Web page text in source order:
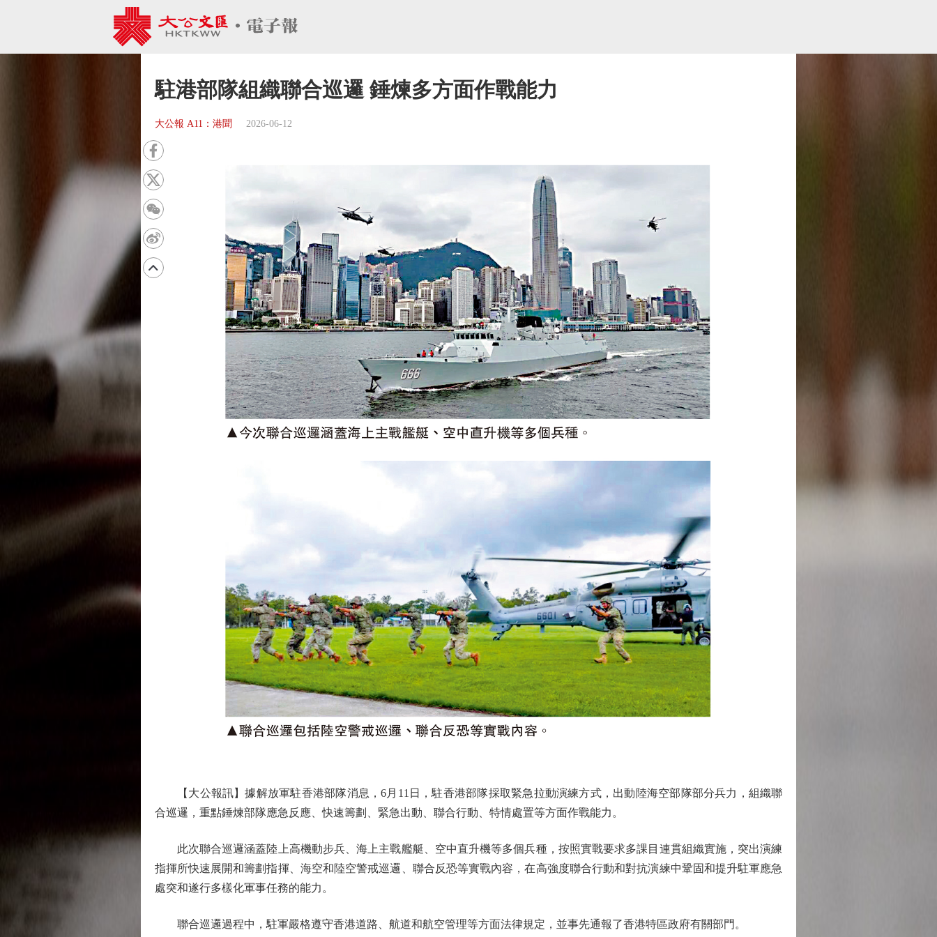
駐港部隊組織聯合巡邏 錘煉多方面作戰能力
大公報 A11：港聞 2026-06-12
【大公報訊】據解放軍駐香港部隊消息，6月11日，駐香港部隊採取緊急拉動演練方式，出動陸海空部隊部分兵力，組織聯
合巡邏，重點錘煉部隊應急反應、快速籌劃、緊急出動、聯合行動、特情處置等方面作戰能力。
此次聯合巡邏涵蓋陸上高機動步兵、海上主戰艦艇、空中直升機等多個兵種，按照實戰要求多課目連貫組織實施，突出演練
指揮所快速展開和籌劃指揮、海空和陸空警戒巡邏、聯合反恐等實戰內容，在高強度聯合行動和對抗演練中鞏固和提升駐軍應急
處突和遂行多樣化軍事任務的能力。
聯合巡邏過程中，駐軍嚴格遵守香港道路、航道和航空管理等方面法律規定，並事先通報了香港特區政府有關部門。